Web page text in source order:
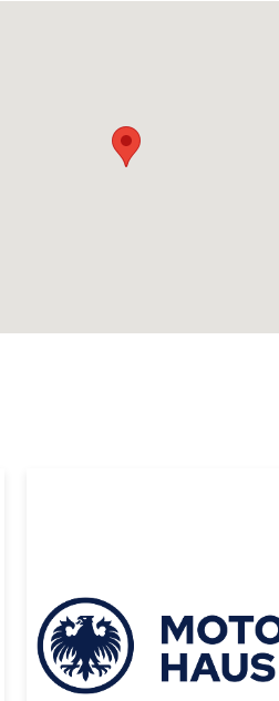
TRD PRO IFORCE
MAX 2026 NEGRO
USD 135000